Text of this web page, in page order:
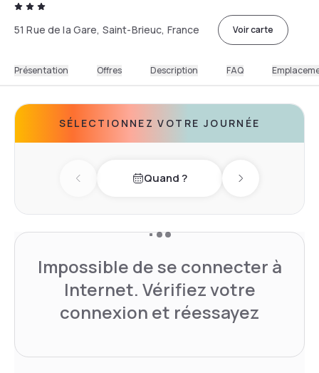
51 Rue de la Gare, Saint-Brieuc, France Voir carte
Présentation Offres Description FAQ
SÉLECTIONNEZ VOTRE JOURNÉE
Previous dayQuand ? Next day
Impossible de se connecter à
Internet. Vérifiez votre
connexion et réessayez